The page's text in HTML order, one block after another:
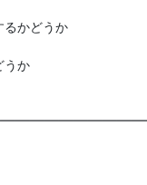
るかどうか
うか